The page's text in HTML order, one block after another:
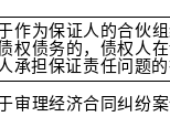
作为保证人的合伙
权债务的，债权人
承担保证责任问题
审理经济合同纠纷